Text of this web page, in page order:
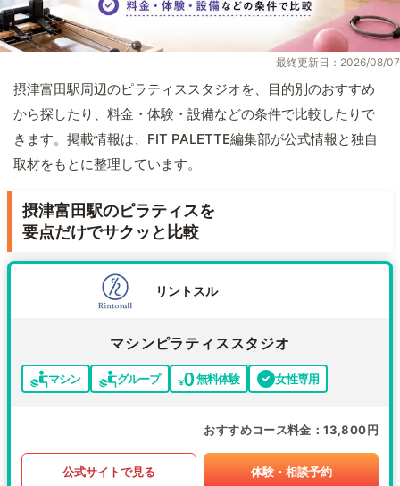
最終更新日：2026/08/07
摂津富田駅周辺のピラティススタジオを、目的別のおすすめ
から探したり、料金・体験・設備などの条件で比較したりで
きます。掲載情報は、FIT PALETTE編集部が公式情報と独自
取材をもとに整理しています。
摂津富田駅のピラティスを
要点だけでサクッと比較
リントスル
マシンピラティススタジオ
マシン グループ 無料体験 女性専用
おすすめコース料金 13,800円
公式サイトで見る 体験・相談予約